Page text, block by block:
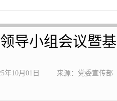
导小组会议暨
年10月01日 来源：党委宣传部